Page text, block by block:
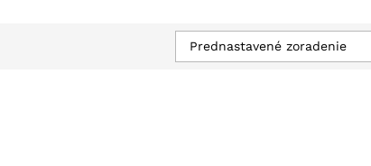
Prednastavené zoradenie